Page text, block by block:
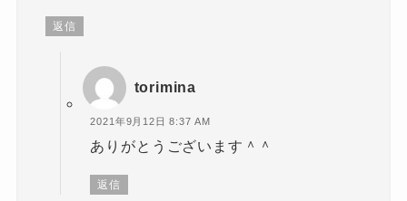
返信
torimina
2021年9月12日 8:37 AM
ありがとうございます＾＾
返信